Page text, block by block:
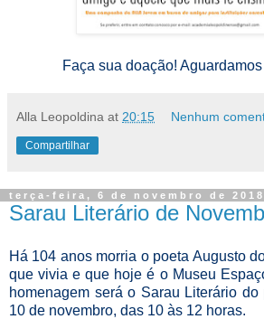
Faça sua doação!
Alla Leopoldina at 20:15 Nenhum
Compartilhar
terça-feira, 6 de novembro de 2018
Sarau Literário de
Há 104 anos morria o poeta Augusto
que vivia e que hoje é o Museu
homenagem será o Sarau Literário
10 de novembro, das 10 às 12 horas.